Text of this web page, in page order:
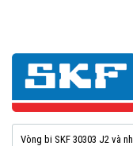
Vòng bi SKF 30303 J2 và